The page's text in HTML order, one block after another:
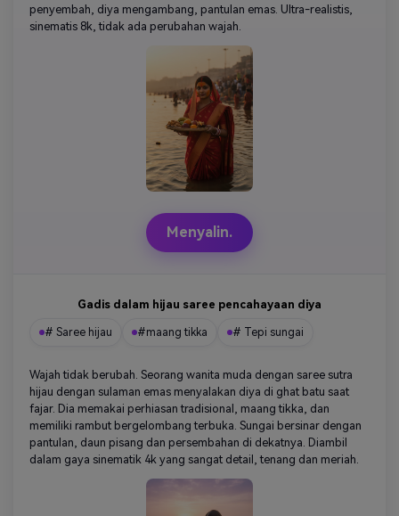
penyembah, diya mengambang, pantulan emas. Ultra-realistis,
sinematis 8k, tidak ada perubahan wajah.
Menyalin.
Gadis dalam hijau saree pencahayaan diya
# Saree hijau #maang tikka # Tepi sungai
Wajah tidak berubah. Seorang wanita muda dengan saree sutra
hijau dengan sulaman emas menyalakan diya di ghat batu saat
fajar. Dia memakai perhiasan tradisional, maang tikka, dan
memiliki rambut bergelombang terbuka. Sungai bersinar dengan
pantulan, daun pisang dan persembahan di dekatnya. Diambil
dalam gaya sinematik 4k yang sangat detail, tenang dan meriah.